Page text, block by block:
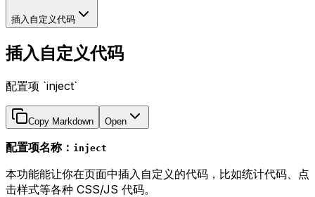
插入自定义代码
插入自定义代码
配置项 `inject`
Copy Markdown Open
配置项名称： inject
本功能能让你在页面中插入自定义的代码，比如统计代码、点
击样式等各种 CSS/JS 代码。